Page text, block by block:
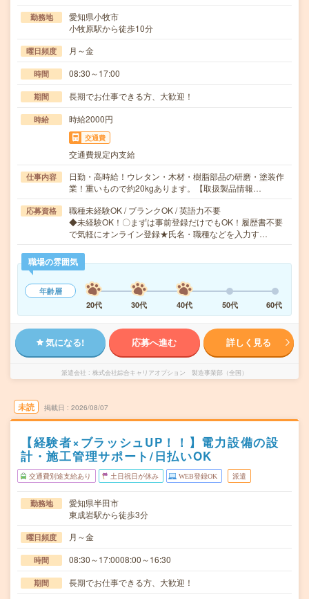
勤務地
愛知県小牧市
小牧原駅から徒歩10分
曜日頻度 月～金
時間 08:30～17:00
期間 長期でお仕事できる方、大歓迎！
時給 時給2000円
交通費
交通費規定内支給
仕事内容
日勤・高時給！ウレタン・木材・樹脂部品の研磨・塗装作
業！重いもので約20kgあります。【取扱製品情報…
応募資格
職種未経験OK / ブランクOK / 英語力不要
◆未経験OK！〇まずは事前登録だけでもOK！履歴書不要
で気軽にオンライン登録★氏名・職種などを入力す…
職場の雰囲気
年齢層
20代
30代 40代 50代 60代
気になる! 応募へ進む 詳しく見る
派遣会社 株式会社綜合キャリアオプション 製造事業部（全国）
未読 掲載日 2026/08/07
【経験者×ブラッシュUP！！】電力設備の設
計・施工管理サポート/日払いOK
交通費別途支給あり 土日祝日が休み WEB登録OK 派遣
勤務地
愛知県半田市
東成岩駅から徒歩3分
曜日頻度 月～金
時間 08:30～17:0008:00～16:30
期間 長期でお仕事できる方、大歓迎！